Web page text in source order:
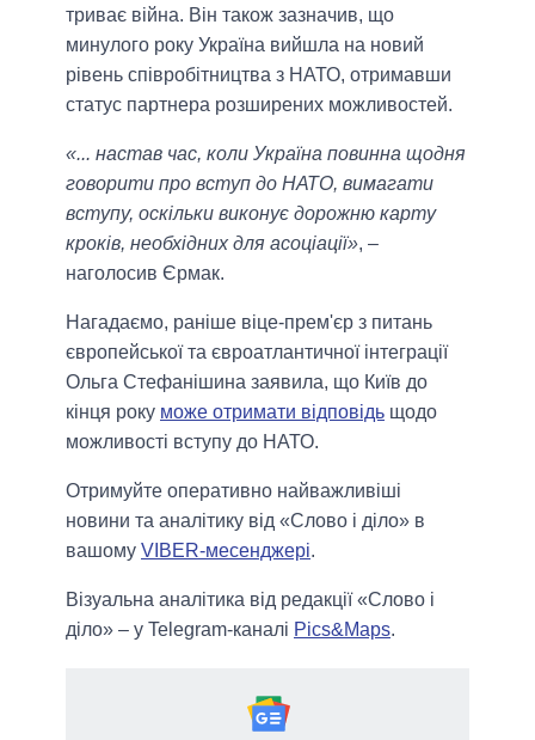
триває війна. Він також зазначив, що
минулого року Україна вийшла на новий
рівень співробітництва з НАТО, отримавши
статус партнера розширених можливостей.
«... настав час, коли Україна повинна щодня
говорити про вступ до НАТО, вимагати
вступу, оскільки виконує дорожню карту
кроків, необхідних для асоціації», –
наголосив Єрмак.
Нагадаємо, раніше віце-прем'єр з питань
європейської та євроатлантичної інтеграції
Ольга Стефанішина заявила, що Київ до
кінця року може отримати відповідь щодо
можливості вступу до НАТО.
Отримуйте оперативно найважливіші
новини та аналітику від «Слово і діло» в
вашому VIBER-месенджері.
Візуальна аналітика від редакції «Слово і
діло» – у Telegram-каналі Pics&Maps.